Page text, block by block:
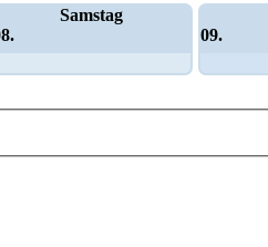
Samstag
09.